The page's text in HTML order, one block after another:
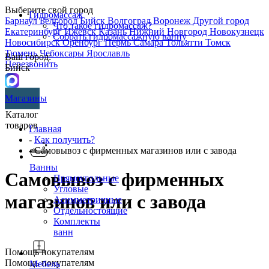
Выберите свой город
БарнаулБелгородБийск ВолгоградВоронеж Другой город
ЕкатеринбургИжевскКазаньНижний Новгород Новокузнецк
НовосибирскОренбургПермьСамараТольятти Томск
ТюменьЧебоксары Ярославль
Перезвонить
Гидромассаж
Что такое гидромассаж?
Собрать гидромассажную ванну
Ваш город:
Бийск
Магазины
Каталог
товаров
Ванны
Прямоугольные
Угловые
Асимметричные
Отдельностоящие
Комплекты
ванн
Мебель
Главная
- Как получить?
- Самовывоз с фирменных магазинов или с завода
Самовывоз с фирменных
магазинов или с завода
Помощь покупателям
Помощь покупателям